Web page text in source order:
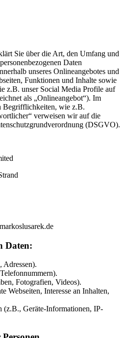
Sie über die Art, den Umfang und
Daten
unseres Onlineangebotes und
Funktionen und Inhalte sowie
z.B. unser Social Media Profile auf
als „Onlineangebot“). Im
Begrifflichkeiten, wie z.B.
verweisen wir auf die
(DSGVO).
Daten:
Adressen).
Fotografien, Videos).
Webseiten, Interesse an Inhalten,
(z.B., Geräte-Informationen, IP-